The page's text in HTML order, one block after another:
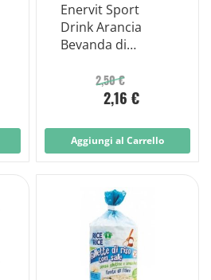
Enervit Sport
Drink Arancia
Bevanda di
Minerali 500ml
2,50 €
2,16 €
Aggiungi al Carrello